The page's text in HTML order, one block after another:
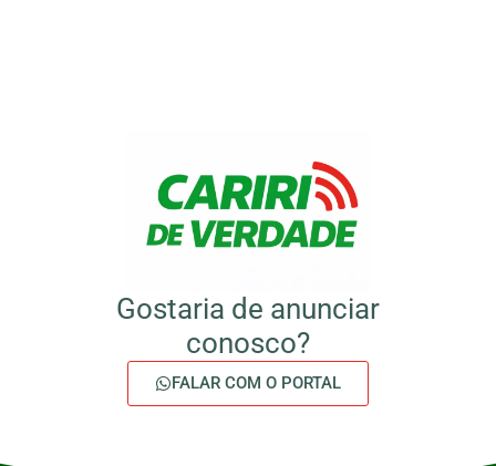
Gostaria de anunciar
conosco?
FALAR COM O PORTAL